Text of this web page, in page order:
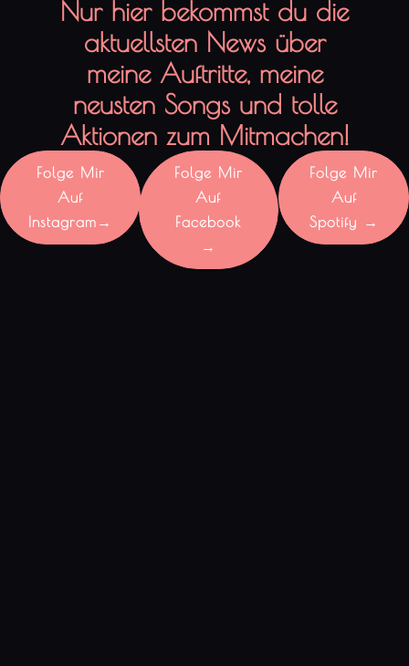
Nur hier bekommst du die
aktuellsten News über
meine Auftritte, meine
neusten Songs und tolle
Aktionen zum Mitmachen!
Folge Mir
Auf
Instagram→
Folge Mir
Auf
Facebook
→
Folge Mir
Auf
Spotify →